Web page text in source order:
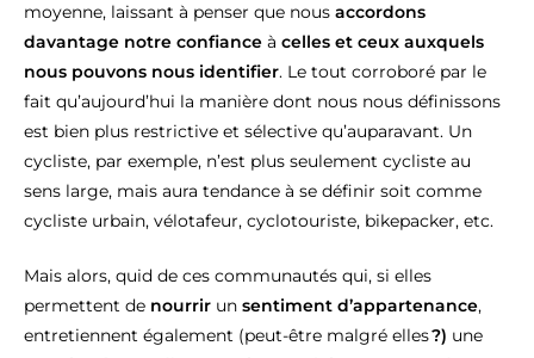
moyenne, laissant à penser que nous accordons
davantage notre confiance à celles et ceux auxquels
nous pouvons nous identifier. Le tout corroboré par le
fait qu’aujourd’hui la manière dont nous nous définissons
est bien plus restrictive et sélective qu’auparavant. Un
cycliste, par exemple, n’est plus seulement cycliste au
sens large, mais aura tendance à se définir soit comme
cycliste urbain, vélotafeur, cyclotouriste, bikepacker, etc.
Mais alors, quid de ces communautés qui, si elles
permettent de nourrir un sentiment d’appartenance,
entretiennent également (peut-être malgré elles?) une